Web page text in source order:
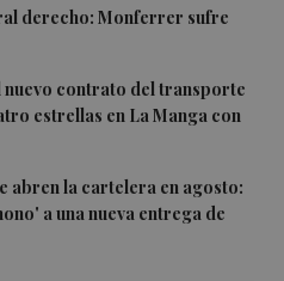
derecho: Monferrer sufre
nuevo contrato del transporte
estrellas en La Manga con
abren la cartelera en agosto:
a una nueva entrega de